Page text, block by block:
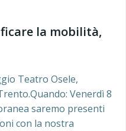
la mobilità,
Teatro Osele,
Venerdì 8
saremo presenti
con la nostra